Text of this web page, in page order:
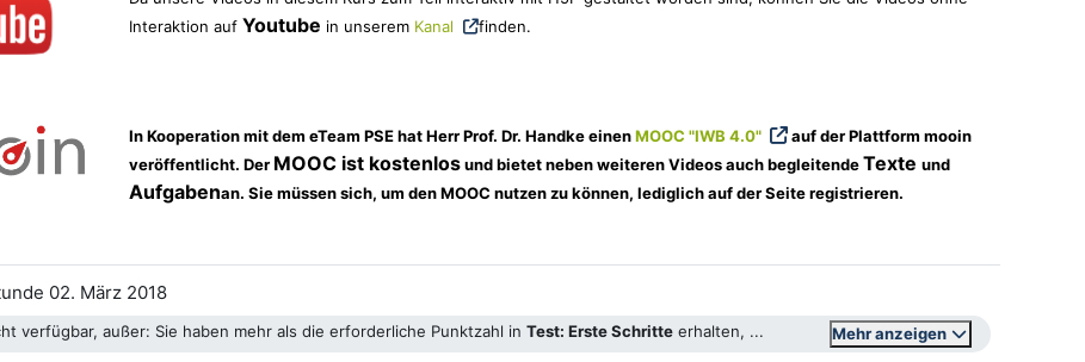
Interaktion auf Youtube in unserem Kanal finden.
In Kooperation mit dem eTeam PSE hat Herr Prof. Dr. Handke einenMOOC "IWB 4.0"
auf der Plattform mooin
veröffentlicht. Der MOOC ist kostenlosund bietet neben weiteren Videos auch begleitendeTexte und
Aufgabenan. Sie müssen sich, um den MOOC nutzen zu können, lediglich auf der Seite registrieren.
02. März 2018Terminfinder
Mehr anzeigen
verfügbar, außer: Sie haben mehr als die erforderliche Punktzahl inTest: Erste Schritte erhalten, ...